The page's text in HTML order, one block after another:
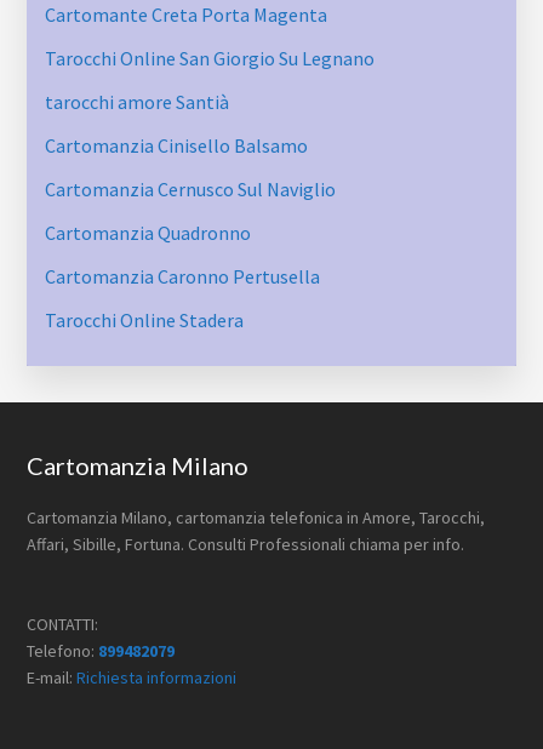
Cartomante Creta Porta Magenta
Tarocchi Online San Giorgio Su Legnano
tarocchi amore Santià
Cartomanzia Cinisello Balsamo
Cartomanzia Cernusco Sul Naviglio
Cartomanzia Quadronno
Cartomanzia Caronno Pertusella
Tarocchi Online Stadera
Footer
Cartomanzia Milano
Cartomanzia Milano, cartomanzia telefonica in Amore, Tarocchi,
Affari, Sibille, Fortuna. Consulti Professionali chiama per info.
CONTATTI:
Telefono: 899482079
E-mail:Richiesta informazioni